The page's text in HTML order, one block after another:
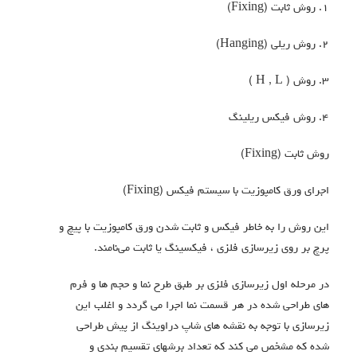
۱. روش ثابت (Fixing)
۲. روش ریلی (Hanging)
۳. روش ( H , L )
۴. روش فیکس ریلینگ
روش ثابت (Fixing)
اجرای ورق کامپوزیت با سیستم فیکس (Fixing)
این روش را به خاطر فیکس و ثابت شدن ورق کامپوزیت با پیچ و
پرچ بر روی زیرسازی فلزی ، فیکسینگ یا ثابت می‌نامند.
در مرحله اول زیرسازی فلزی بر طبق طرح نما و حجم ها و فرم
های طراحی شده در هر قسمت نما اجرا می گردد و اغلب این
زیرسازی با توجه به نقشه های شاپ دراوینگ از پیش طراحی
شده که مشخص می کند که تعداد برشهای تقسیم بندی و